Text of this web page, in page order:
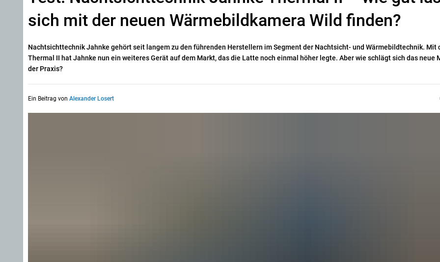
sich mit der neuen Wärmebildkamera Wild finden?
Nachtsichttechnik Jahnke gehört seit langem zu den führenden Herstellern im Segment der Nachtsicht- und Wärmebildtechnik. Mit
Thermal II hat Jahnke nun ein weiteres Gerät auf dem Markt, das die Latte noch einmal höher legte. Aber wie schlägt sich das neue
der Praxis?
Ein Beitrag von Alexander Losert